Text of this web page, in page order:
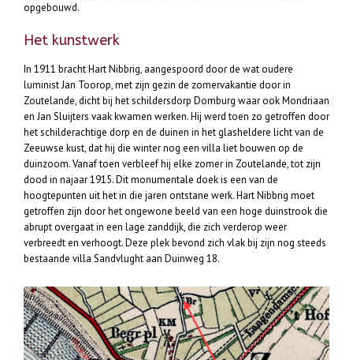
opgebouwd.
Het kunstwerk
In 1911 bracht Hart Nibbrig, aangespoord door de wat oudere
luminist Jan Toorop, met zijn gezin de zomervakantie door in
Zoutelande, dicht bij het schildersdorp Domburg waar ook Mondriaan
en Jan Sluijters vaak kwamen werken. Hij werd toen zo getroffen door
het schilderachtige dorp en de duinen in het glasheldere licht van de
Zeeuwse kust, dat hij die winter nog een villa liet bouwen op de
duinzoom. Vanaf toen verbleef hij elke zomer in Zoutelande, tot zijn
dood in najaar 1915. Dit monumentale doek is een van de
hoogtepunten uit het in die jaren ontstane werk. Hart Nibbrig moet
getroffen zijn door het ongewone beeld van een hoge duinstrook die
abrupt overgaat in een lage zanddijk, die zich verderop weer
verbreedt en verhoogt. Deze plek bevond zich vlak bij zijn nog steeds
bestaande villa Sandvlught aan Duinweg 18.